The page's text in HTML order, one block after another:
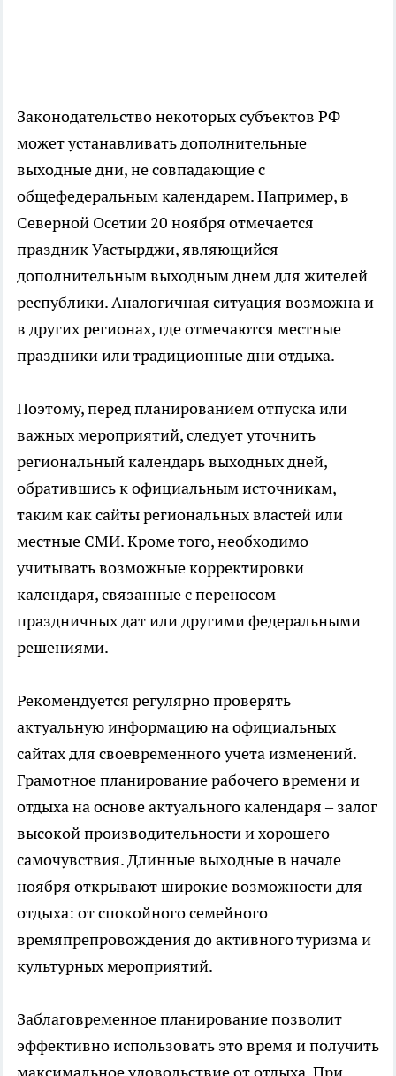
Законодательство некоторых субъектов РФ
может устанавливать дополнительные
выходные дни, не совпадающие с
общефедеральным календарем. Например, в
Северной Осетии 20 ноября отмечается
праздник Уастырджи, являющийся
дополнительным выходным днем для жителей
республики. Аналогичная ситуация возможна и
в других регионах, где отмечаются местные
праздники или традиционные дни отдыха.
Поэтому, перед планированием отпуска или
важных мероприятий, следует уточнить
региональный календарь выходных дней,
обратившись к официальным источникам,
таким как сайты региональных властей или
местные СМИ. Кроме того, необходимо
учитывать возможные корректировки
календаря, связанные с переносом
праздничных дат или другими федеральными
решениями.
Рекомендуется регулярно проверять
актуальную информацию на официальных
сайтах для своевременного учета изменений.
Грамотное планирование рабочего времени и
отдыха на основе актуального календаря – залог
высокой производительности и хорошего
самочувствия. Длинные выходные в начале
ноября открывают широкие возможности для
отдыха: от спокойного семейного
времяпрепровождения до активного туризма и
культурных мероприятий.
Заблаговременное планирование позволит
эффективно использовать это время и получить